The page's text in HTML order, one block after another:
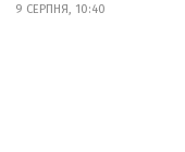
9 СЕРПНЯ, 10:40